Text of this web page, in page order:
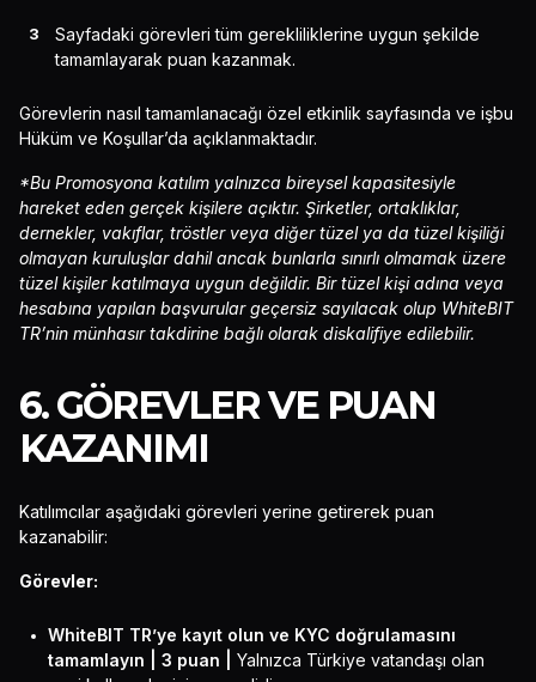
Sayfadaki görevleri tüm gerekliliklerine uygun şekilde
tamamlayarak puan kazanmak.
Görevlerin nasıl tamamlanacağı özel etkinlik sayfasında ve işbu
Hüküm ve Koşullar’da açıklanmaktadır.
*Bu Promosyona katılım yalnızca bireysel kapasitesiyle
hareket eden gerçek kişilere açıktır. Şirketler, ortaklıklar,
dernekler, vakıflar, tröstler veya diğer tüzel ya da tüzel kişiliği
olmayan kuruluşlar dahil ancak bunlarla sınırlı olmamak üzere
tüzel kişiler katılmaya uygun değildir. Bir tüzel kişi adına veya
hesabına yapılan başvurular geçersiz sayılacak olup WhiteBIT
TR’nin münhasır takdirine bağlı olarak diskalifiye edilebilir.
6. GÖREVLER VE PUAN
KAZANIMI
Katılımcılar aşağıdaki görevleri yerine getirerek puan
kazanabilir:
Görevler:
WhiteBIT TR’ye kayıt olun ve KYC doğrulamasını
tamamlayın | 3 puan |
Yalnızca Türkiye vatandaşı olan